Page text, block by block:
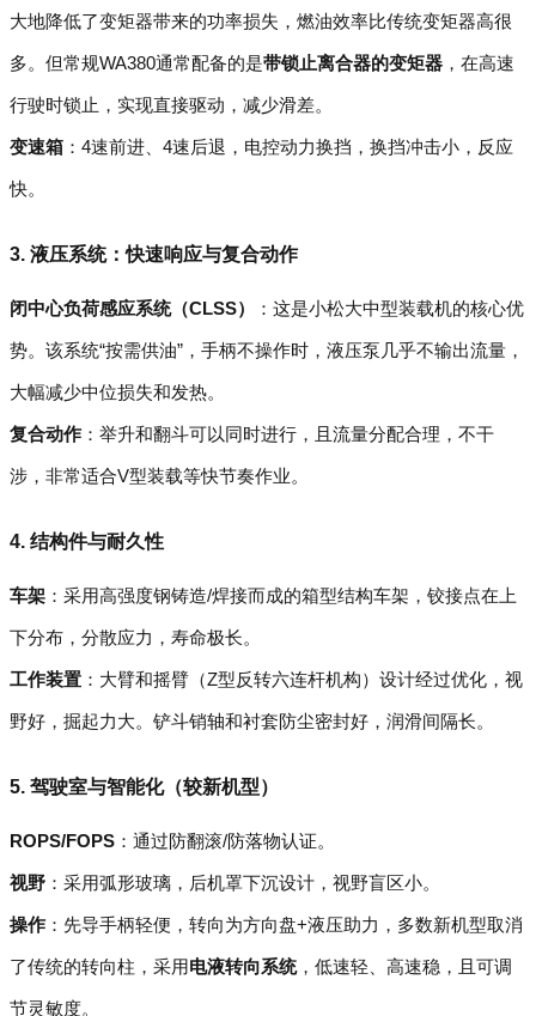
大地降低了变矩器带来的功率损失，燃油效率比传统变矩器高很
多。但常规WA380通常配备的是带锁止离合器的变矩器 ，在高速
行驶时锁止，实现直接驱动，减少滑差。
变速箱 ：4速前进、4速后退，电控动力换挡，换挡冲击小，反应
快。
3. 液压系统：快速响应与复合动作
闭中心负荷感应系统（CLSS） ：这是小松大中型装载机的核心优
势。该系统“按需供油”，手柄不操作时，液压泵几乎不输出流量，
大幅减少中位损失和发热。
复合动作 ：举升和翻斗可以同时进行，且流量分配合理，不干
涉，非常适合V型装载等快节奏作业。
4. 结构件与耐久性
车架 ：采用高强度钢铸造/焊接而成的箱型结构车架，铰接点在上
下分布，分散应力，寿命极长。
工作装置 ：大臂和摇臂（Z型反转六连杆机构）设计经过优化，视
野好，掘起力大。铲斗销轴和衬套防尘密封好，润滑间隔长。
5. 驾驶室与智能化（较新机型）
ROPS/FOPS ：通过防翻滚/防落物认证。
视野 ：采用弧形玻璃，后机罩下沉设计，视野盲区小。
操作 ：先导手柄轻便，转向为方向盘+液压助力，多数新机型取消
了传统的转向柱，采用电液转向系统，低速轻、高速稳，且可调
节灵敏度。